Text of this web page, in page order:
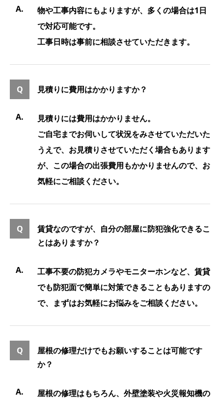
物や工事内容にもよりますが、多くの場合は1日
で対応可能です。
工事日時は事前に相談させていただきます。
見積りに費用はかかりますか？
見積りには費用はかかりません。
ご自宅までお伺いして状況をみさせていただいた
うえで、お見積りさせていただく場合もあります
が、この場合の出張費用もかかりませんので、お
気軽にご相談ください。
賃貸なのですが、自分の部屋に防犯強化できるこ
とはありますか？
工事不要の防犯カメラやモニターホンなど、賃貸
でも防犯面で簡単に対策できることもありますの
で、まずはお気軽にお悩みをご相談ください。
屋根の修理だけでもお願いすることは可能です
か？
屋根の修理はもちろん、外壁塗装や火災報知機の